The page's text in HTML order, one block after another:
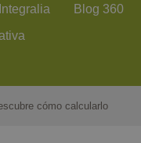
Blog 360
cómo calcularlo